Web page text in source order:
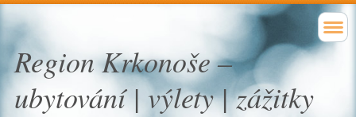
Region Krkonoše –
ubytování | výlety | zážitky